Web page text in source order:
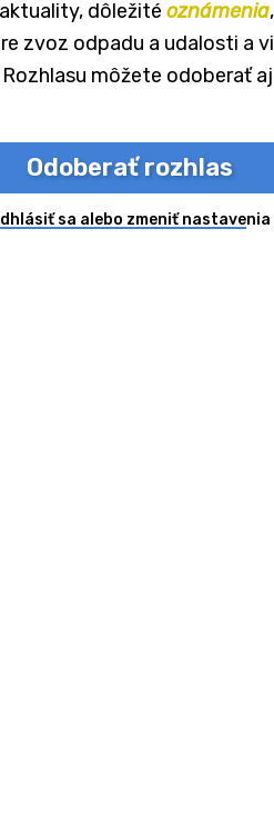
dôležité oznámenia,
zvoz odpadu a udalosti a
môžete odoberať
Odoberať rozhlas
sa alebo zmeniť nastavenia